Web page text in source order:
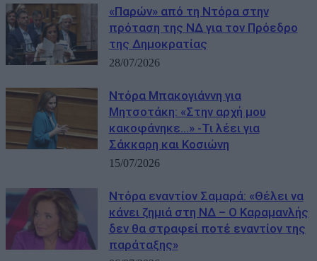
«Παρών» από τη Ντόρα στην
πρόταση της ΝΔ για τον Πρόεδρο
της Δημοκρατίας
28/07/2026
Ντόρα Μπακογιάννη για
Μητσοτάκη: «Στην αρχή μου
κακοφάνηκε…» -Τι λέει για
Σάκκαρη και Κοσιώνη
15/07/2026
Ντόρα εναντίον Σαμαρά: «Θέλει να
κάνει ζημιά στη ΝΔ – Ο Καραμανλής
δεν θα στραφεί ποτέ εναντίον της
παράταξης»